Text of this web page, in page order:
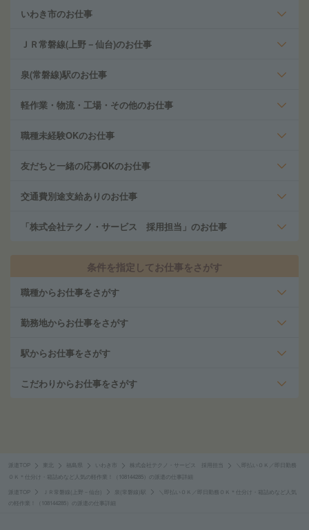
いわき市のお仕事
ＪＲ常磐線(上野－仙台)のお仕事
泉(常磐線)駅のお仕事
軽作業・物流・工場・その他のお仕事
職種未経験OKのお仕事
友だちと一緒の応募OKのお仕事
交通費別途支給ありのお仕事
「株式会社テクノ・サービス 採用担当」のお仕事
条件を指定してお仕事をさがす
職種からお仕事をさがす
勤務地からお仕事をさがす
駅からお仕事をさがす
こだわりからお仕事をさがす
派遣TOP 福島県 いわき市 株式会社テクノ・サービス 採用担当
＼即払いＯＫ／即日勤務
ＯＫ＊仕分け・箱詰めなど人気の軽作業！（108144285）の派遣の仕事詳細
派遣TOP ＪＲ常磐線(上野－仙台) 泉(常磐線)駅
＼即払いＯＫ／即日勤務ＯＫ＊仕分け・箱詰めなど人気
の軽作業！（108144285）の派遣の仕事詳細